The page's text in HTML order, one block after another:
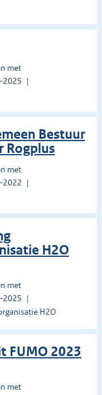
met
2025
Bestuur
Rogplus
met
2022
H2O
met
2025
H2O
FUMO 2023
met